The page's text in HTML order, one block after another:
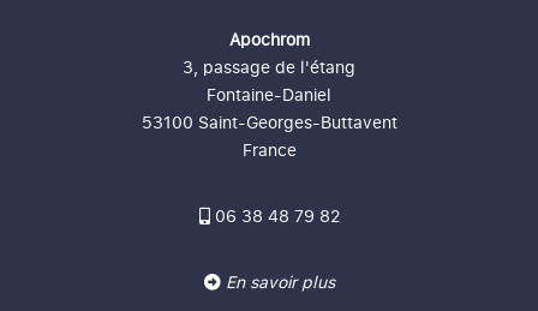
Apochrom
3, passage de l'étang
Fontaine-Daniel
53100 Saint-Georges-Buttavent
France
06 38 48 79 82
En savoir plus